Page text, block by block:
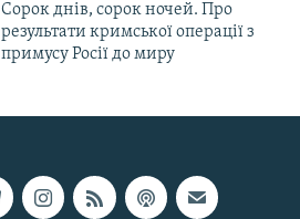
Сорок днів, сорок ночей. Про
результати кримської операції з
примусу Росії до миру